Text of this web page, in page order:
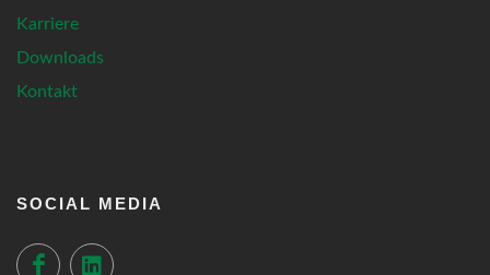
Karriere
Downloads
Kontakt
SOCIAL MEDIA